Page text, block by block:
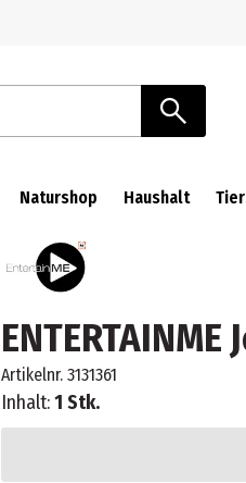
Naturshop Haushalt
Artikelnr. 3131361
Inhalt:1 Stk.